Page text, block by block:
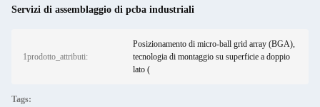
Servizi di assemblaggio di pcba industriali
1prodotto_attributi:
Posizionamento di micro-ball grid array (BGA),
tecnologia di montaggio su superficie a doppio
lato (
Tags: